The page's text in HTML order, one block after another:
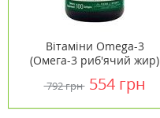
Вітаміни Omega-3
(Омега-3 риб'ячий жир)
Кантрі Лайф / Country
792 грн 554 грн